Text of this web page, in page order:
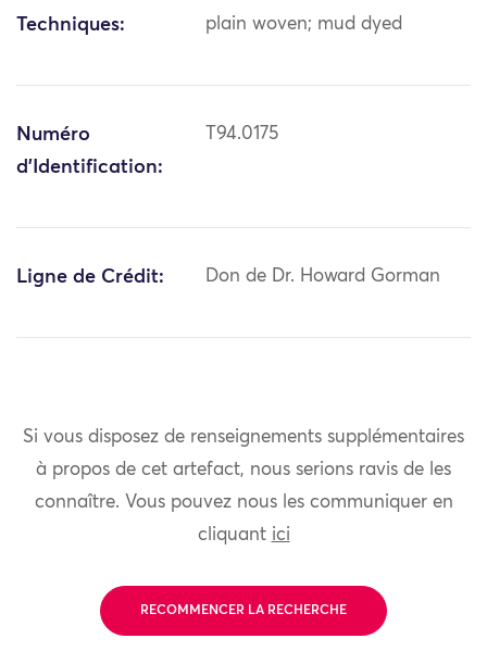
Techniques: plain woven; mud dyed
Numéro
d'Identification:
T94.0175
Ligne de Crédit: Don de Dr. Howard Gorman
Si vous disposez de renseignements supplémentaires
à propos de cet artefact, nous serions ravis de les
connaître. Vous pouvez nous les communiquer en
cliquant ici
RECOMMENCER LA RECHERCHE